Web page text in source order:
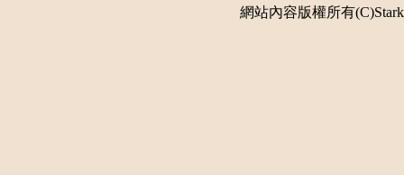
網站內容版權所有